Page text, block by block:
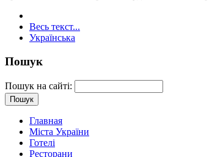
Весь текст...
Українська
Пошук
Пошук на сайті:
Главная
Міста України
Готелі
Ресторани